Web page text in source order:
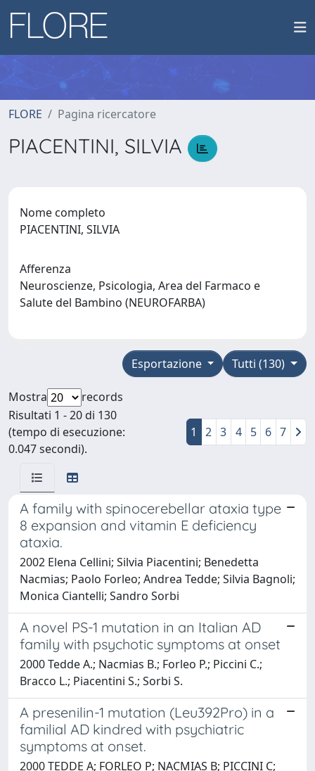
FLORE Pagina ricercatore
PIACENTINI, SILVIA
Nome completo
PIACENTINI, SILVIA
Afferenza
Neuroscienze, Psicologia, Area del Farmaco e
Salute del Bambino (NEUROFARBA)
Tutti (130)
Esportazione
Mostra
records
Risultati 1 - 20 di 130
(tempo di esecuzione:
0.047 secondi).
1 2 3 4 5 6 7
A family with spinocerebellar ataxia type
8 expansion and vitamin E deficiency
ataxia.
2002 Elena Cellini; Silvia Piacentini; Benedetta
Nacmias; Paolo Forleo; Andrea Tedde; Silvia Bagnoli;
Monica Ciantelli; Sandro Sorbi
A novel PS-1 mutation in an Italian AD
family with psychotic symptoms at onset
2000 Tedde A.; Nacmias B.; Forleo P.; Piccini C.;
Bracco L.; Piacentini S.; Sorbi S.
A presenilin-1 mutation (Leu392Pro) in a
familial AD kindred with psychiatric
symptoms at onset.
2000 TEDDE A; FORLEO P; NACMIAS B; PICCINI C;